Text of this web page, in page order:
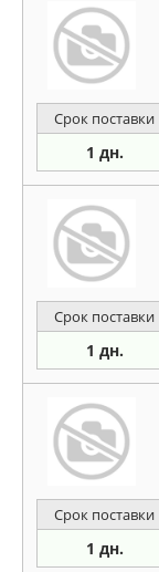
Срок поставки
1 дн.
Срок поставки
1 дн.
Срок поставки
1 дн.